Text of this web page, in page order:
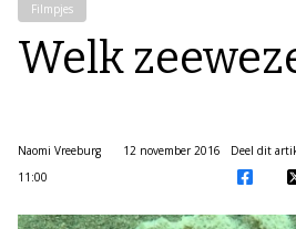
Filmpjes
Welk
Naomi Vreeburg
12 november 2016
11:00
Deel dit